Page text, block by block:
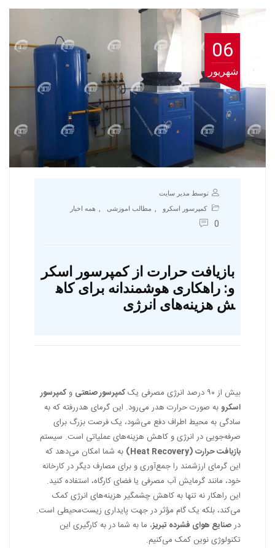
06
شهریور
توسط مدیر سایت
کمپرسور اسکرو
, مطالب اموزشی , همه اخبار
0
بازیافت حرارت از کمپرسور اسکر
و: راهکاری هوشمندانه برای کاه
ش هزینه‌های انرژی
بیش از ۹۰ درصد انرژی مصرفی یک کمپرسور صنعتی و کمپرسور
اسکروبه صورت حرارت هدر می‌رود. این گرمای هدررفته که به
سادگی به محیط اطراف دفع می‌شود، یک فرصت بزرگ برای
صرفه‌جویی در انرژی و کاهش هزینه‌های عملیاتی است. سیستم
بازیافت حرارت (Heat Recovery)
به شما امکان می‌دهد که
این گرمای ارزشمند را جمع‌آوری و برای مصارف دیگر در کارخانه
خود، مانند گرمایش آب مصرفی یا فضای کارگاه، استفاده کنید.
این راهکار نه تنها به کاهش چشمگیر هزینه‌های انرژی کمک
می‌کند، بلکه یک گام مؤثر در جهت پایداری زیست‌محیطی است.
درصنایع هوای فشرده تبریز، ما به شما در به کارگیری این
تکنولوژی نوین کمک می‌کنیم.